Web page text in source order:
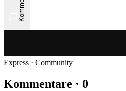
Express · Community
Kommentare · 0